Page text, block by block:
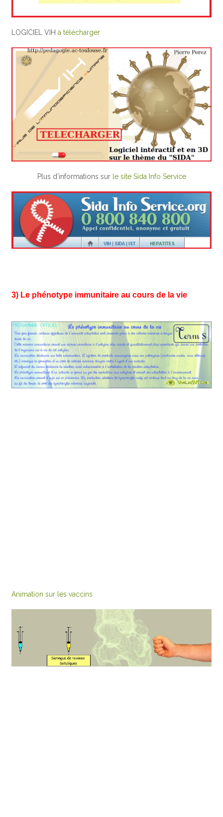
LOGICIEL VIHà télécharger
Plus d’informations surle site Sida Info Service
3) Le phénotype immunitaire au cours de la vie
Animation sur les vaccins